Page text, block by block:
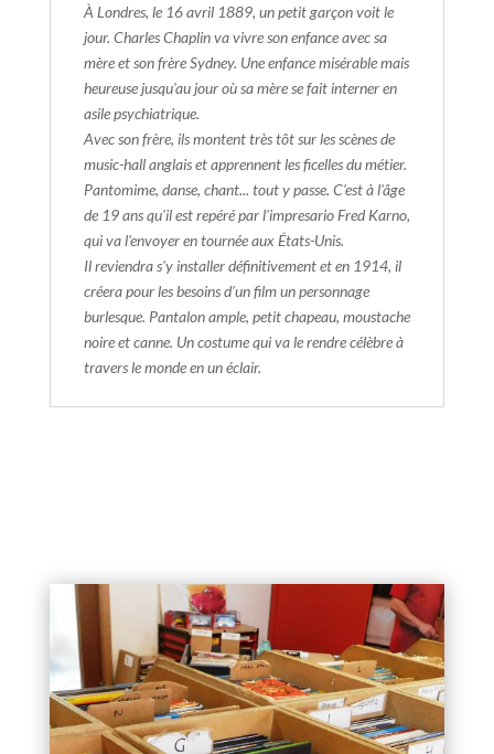
À Londres, le 16 avril 1889, un petit garçon voit le
jour. Charles Chaplin va vivre son enfance avec sa
mère et son frère Sydney. Une enfance misérable mais
heureuse jusqu'au jour où sa mère se fait interner en
asile psychiatrique.
Avec son frère, ils montent très tôt sur les scènes de
music-hall anglais et apprennent les ficelles du métier.
Pantomime, danse, chant... tout y passe. C'est à l'âge
de 19 ans qu'il est repéré par l'impresario Fred Karno,
qui va l'envoyer en tournée aux États-Unis.
Il reviendra s'y installer définitivement et en 1914, il
créera pour les besoins d'un film un personnage
burlesque. Pantalon ample, petit chapeau, moustache
noire et canne. Un costume qui va le rendre célèbre à
travers le monde en un éclair.